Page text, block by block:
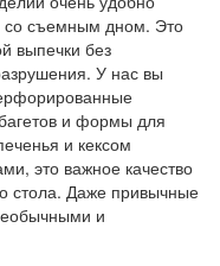
со съемным дном. Это
выпечки без
У нас вы
и формы для
и кексом
это важное качество
стола. Даже привычные
и